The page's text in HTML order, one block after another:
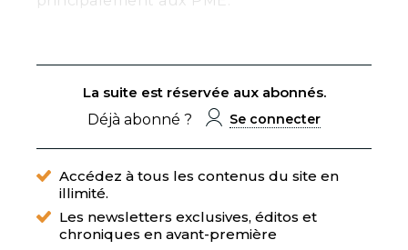
La suite est réservée aux abonnés.
Déjà abonné ?
Se connecter
Accédez à tous les contenus du site en
illimité.
Les newsletters exclusives, éditos et
chroniques en avant-première